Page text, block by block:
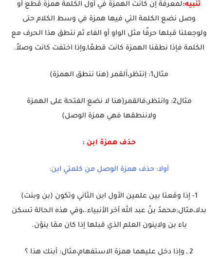
تنبيه:لمعرفة إن كانت الهمزة في أول الكلمة همزة قطع أو
وصل نضع الكلمة التي فيها همزة في وسط الكلام حتى
ولوجعلنا قبلها حرفًا مثل الواو أو الفاء ثم ننطق هذا الحرف مع
الكلمة فإذا نطقنا الهمزة كانت قطعًا,وإذا اختفت كانت وصلاً.
مثال1: اِنتظر،اَلقمر (هنا ننطق الهمزة)
مثال2: وانتظر،فالقمر(هنا لا نضع الفتحة على الهمزة
ولاننطقها فهي همزة الوصل)
حذف همزة ابن :
أولا: حذف همزة الوصل من كلمتي ابن:
1- إذا وقعتا بين علمين الأول ابن الثاني وتكون (بن وبنت)
بدلا،مثال:محمدُ بنُ عبد الله آخر الأنبياء.،وفي هذه الحالة تسكن
باء بن ولاينون العلم الذي قبلها إذا كان ممّا ينوّن.
2 ـ وإذا دخل عليهما همزة الاستفهام،مثال: أبنك هذا ؟